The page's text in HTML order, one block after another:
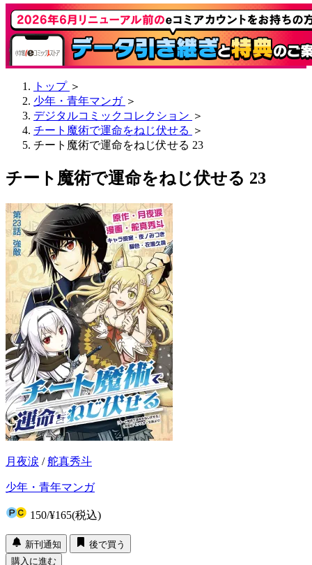
トップ ＞
少年・青年マンガ ＞
デジタルコミックコレクション ＞
チート魔術で運命をねじ伏せる ＞
チート魔術で運命をねじ伏せる 23
チート魔術で運命をねじ伏せる 23
月夜涙 /舵真秀斗
少年・青年マンガ
150/¥165(税込)
新刊通知
後で買う
購入に進む